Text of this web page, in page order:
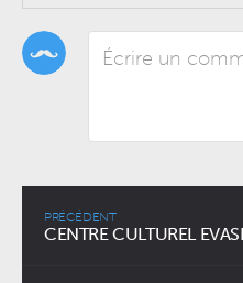
PRÉCÉDENT
CENTRE CULTUREL